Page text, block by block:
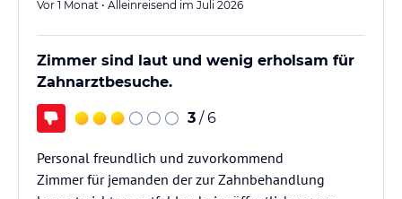
Vor 1 Monat • Alleinreisend im Juli 2026
Zimmer sind laut und wenig erholsam für
Zahnarztbesuche.
3 / 6
Personal freundlich und zuvorkommend
Zimmer für jemanden der zur Zahnbehandlung